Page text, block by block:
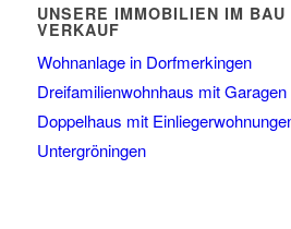
UNSERE IMMOBILIEN IM BAU
VERKAUF
Wohnanlage in Dorfmerkingen
Dreifamilienwohnhaus mit
Doppelhaus mit
Untergröningen